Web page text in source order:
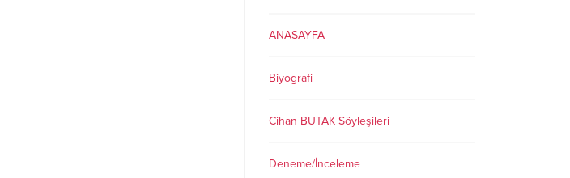
ANASAYFA
Biyografi
Cihan BUTAK Söyleşileri
Deneme/İnceleme